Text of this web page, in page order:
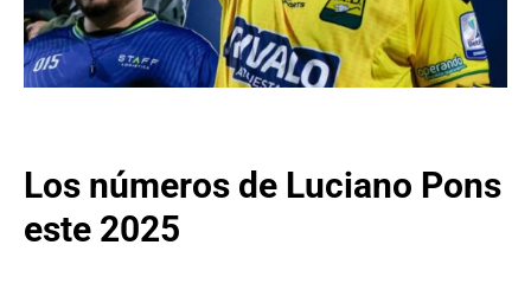
Los números de Luciano Pons
este 2025